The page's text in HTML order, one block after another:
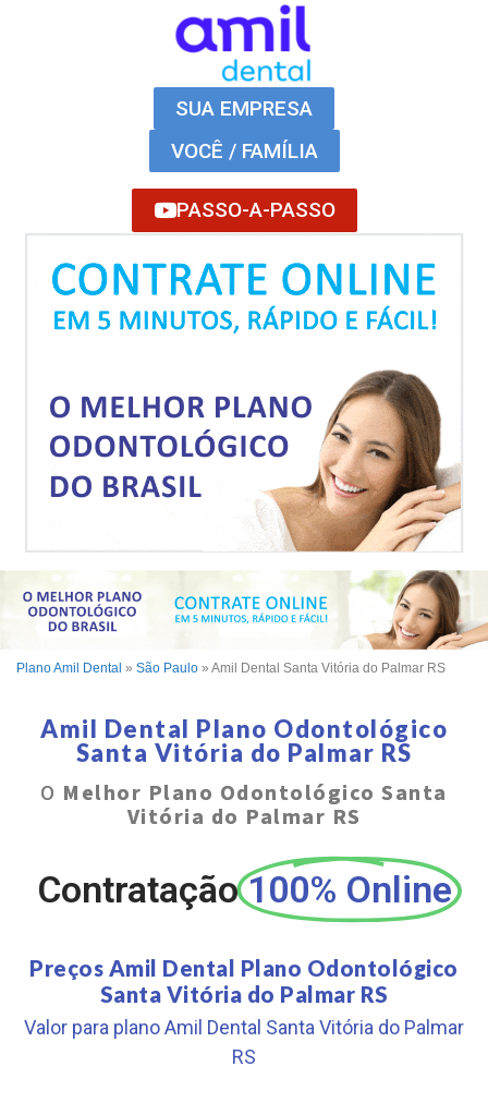
SUA EMPRESA
VOCÊ / FAMÍLIA
PASSO-A-PASSO
Plano Amil Dental » São Paulo » Amil Dental Santa Vitória do Palmar RS
Amil Dental Plano Odontológico
Santa Vitória do Palmar RS
O Melhor Plano Odontológico Santa
Vitória do Palmar RS
Contratação 100% Online
Preços Amil Dental Plano Odontológico
Santa Vitória do Palmar RS
Valor para plano Amil Dental Santa Vitória do Palmar
RS